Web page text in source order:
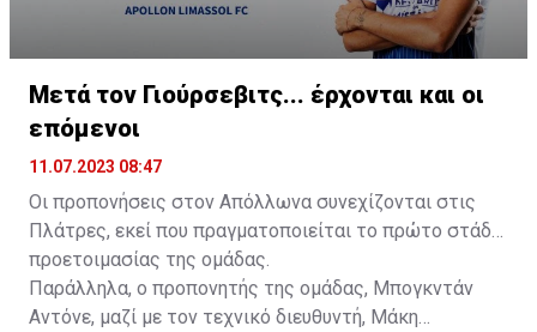
Μετά τον Γιούρσεβιτς... έρχονται και οι
επόμενοι
11.07.2023 08:47
Οι προπονήσεις στον Απόλλωνα συνεχίζονται στις
Πλάτρες, εκεί που πραγματοποιείται το πρώτο στάδιο
προετοιμασίας της ομάδας.
Παράλληλα, ο προπονητής της ομάδας, Μπογκντάν
Αντόνε, μαζί με τον τεχνικό διευθυντή, Μάκη